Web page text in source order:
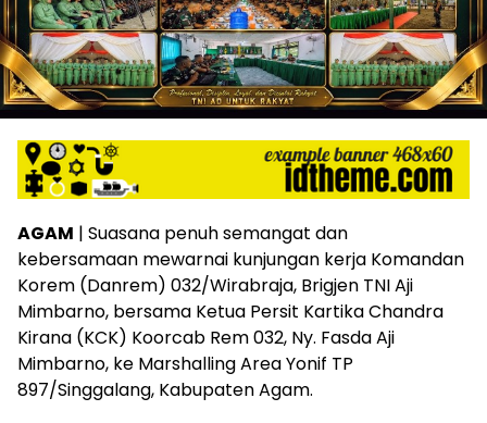
AGAM | Suasana penuh semangat dan
kebersamaan mewarnai kunjungan kerja Komandan
Korem (Danrem) 032/Wirabraja, Brigjen TNI Aji
Mimbarno, bersama Ketua Persit Kartika Chandra
Kirana (KCK) Koorcab Rem 032, Ny. Fasda Aji
Mimbarno, ke Marshalling Area Yonif TP
897/Singgalang, Kabupaten Agam.